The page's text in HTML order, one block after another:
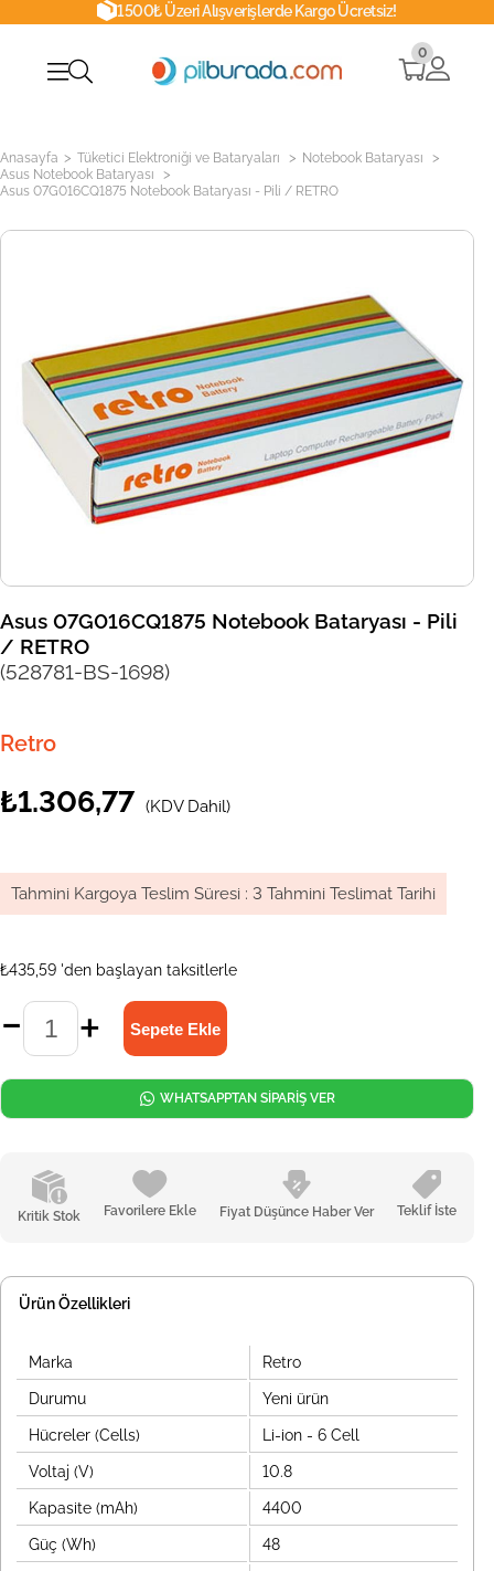
1500₺ Üzeri Alışverişlerde Kargo Ücretsiz!
0
Anasayfa > Tüketici Elektroniği ve Bataryaları > Notebook Bataryası >
Asus Notebook Bataryası >
Asus 07G016CQ1875 Notebook Bataryası - Pili / RETRO
Asus 07G016CQ1875 Notebook Bataryası - Pili
/ RETRO
(528781-BS-1698)
Retro
₺1.306,77 (KDV Dahil)
Tahmini Kargoya Teslim Süresi : 3 Tahmini Teslimat Tarihi
₺435,59 'den başlayan taksitlerle
Kritik Stok Favorilere Ekle Fiyat Düşünce Haber Ver Teklif İste
WHATSAPPTAN SİPARİŞ VER
Ürün Özellikleri
Marka Retro
Durumu Yeni ürün
Hücreler (Cells) Li-ion - 6 Cell
Voltaj (V) 10.8
Kapasite (mAh) 4400
Güç (Wh) 48